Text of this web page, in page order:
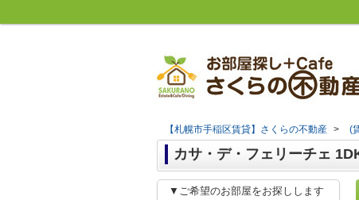
【札幌市手稲区賃貸】さくらの不動産 > (
カサ・デ・フェリーチェ
▼ご希望のお部屋をお探しします